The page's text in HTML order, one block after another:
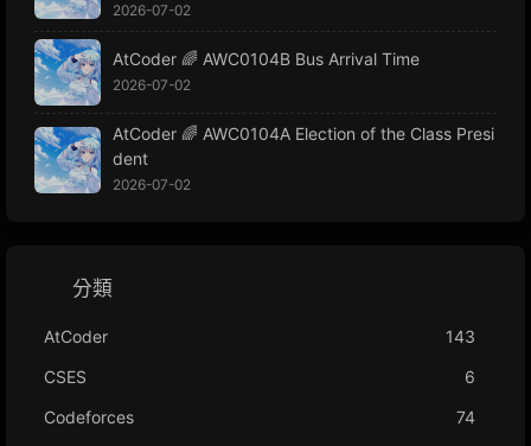
2026-07-02
AtCoder 🌈 AWC0104B Bus Arrival Time
2026-07-02
AtCoder 🌈 AWC0104A Election of the Class Presi
dent
2026-07-02
分類
AtCoder
143
CSES
6
Codeforces
74